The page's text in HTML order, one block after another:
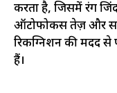
करता है, जिसमें रंग
ऑटोफोकस तेज़ और
रिकग्निशन की मदद से
हैं।